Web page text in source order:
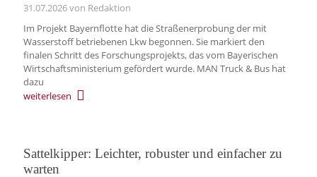
31.07.2026von Redaktion
Im Projekt Bayernflotte hat die Straßenerprobung der mit
Wasserstoff betriebenen Lkw begonnen. Sie markiert den
finalen Schritt des Forschungsprojekts, das vom Bayerischen
Wirtschaftsministerium gefördert wurde. MAN Truck & Bus hat
dazu
weiterlesen
Sattelkipper: Leichter, robuster und einfacher zu
warten